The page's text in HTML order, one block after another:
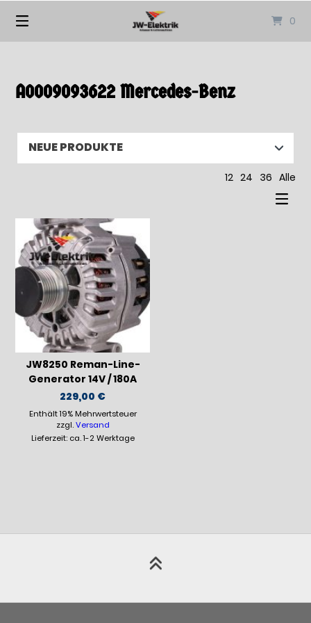
0
A0009093622 Mercedes-Benz
12 24 36 Alle
JW8250 Reman-Line-
Generator 14V / 180A
229,00 €
Enthält 19% Mehrwertsteuer
zzgl.Versand
Lieferzeit: ca. 1-2 Werktage